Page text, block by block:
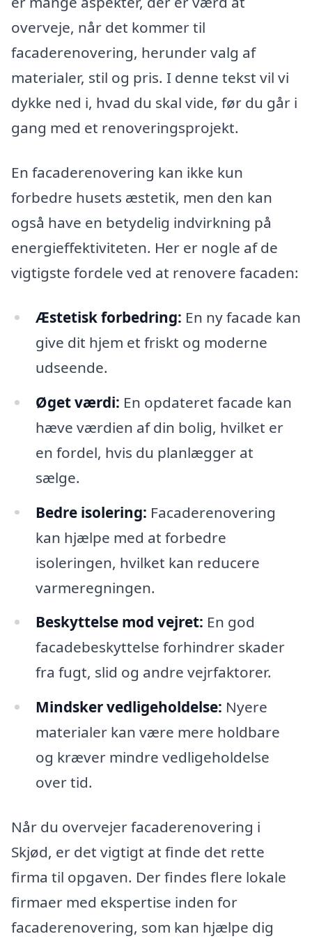
overveje, når det kommer til
facaderenovering, herunder valg af
materialer, stil og pris. I denne tekst vil vi
dykke ned i, hvad du skal vide, før du går i
gang med et renoveringsprojekt.
En facaderenovering kan ikke kun
forbedre husets æstetik, men den kan
også have en betydelig indvirkning på
energieffektiviteten. Her er nogle af de
vigtigste fordele ved at renovere facaden:
Æstetisk forbedring: En ny facade kan
give dit hjem et friskt og moderne
udseende.
Øget værdi: En opdateret facade kan
hæve værdien af din bolig, hvilket er
en fordel, hvis du planlægger at
sælge.
Bedre isolering: Facaderenovering
kan hjælpe med at forbedre
isoleringen, hvilket kan reducere
varmeregningen.
Beskyttelse mod vejret: En god
facadebeskyttelse forhindrer skader
fra fugt, slid og andre vejrfaktorer.
Mindsker vedligeholdelse: Nyere
materialer kan være mere holdbare
og kræver mindre vedligeholdelse
over tid.
Når du overvejer facaderenovering i
Skjød, er det vigtigt at finde det rette
firma til opgaven. Der findes flere lokale
firmaer med ekspertise inden for
facaderenovering, som kan hjælpe dig